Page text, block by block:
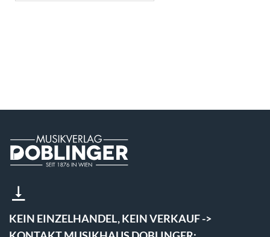
KEIN EINZELHANDEL, KEIN VERKAUF ->